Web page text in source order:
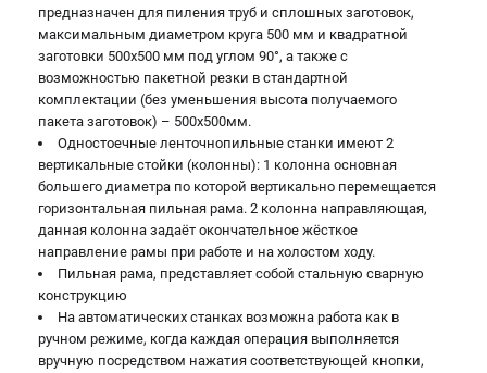
предназначен для пиления труб и сплошных заготовок,
максимальным диаметром круга 500 мм и квадратной
заготовки 500x500 мм под углом 90°, а также с
возможностью пакетной резки в стандартной
комплектации (без уменьшения высота получаемого
пакета заготовок) – 500х500мм.
Одностоечные ленточнопильные станки имеют 2
вертикальные стойки (колонны): 1 колонна основная
большего диаметра по которой вертикально перемещается
горизонтальная пильная рама. 2 колонна направляющая,
данная колонна задаёт окончательное жёсткое
направление рамы при работе и на холостом ходу.
Пильная рама, представляет собой стальную сварную
конструкцию
На автоматических станках возможна работа как в
ручном режиме, когда каждая операция выполняется
вручную посредством нажатия соответствующей кнопки,